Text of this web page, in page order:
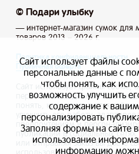
© Подари улыбку
— интернет-магазин сумок для
товаров 2013 – 2026 г.
Политика конфиденциальности
Публичная оферта
Сайт использует файлы cookie,
персональные данные с
понять, как используется
улучшить его работу,
предпочтениям и
публикации в социальных
или отправляя заказ вы даете
Сайт использует файлы
персональные данные с
чтобы понять, как
возможность улучшить
содержание к
персонализировать
Заполняя формы на сайте
использование
информацию